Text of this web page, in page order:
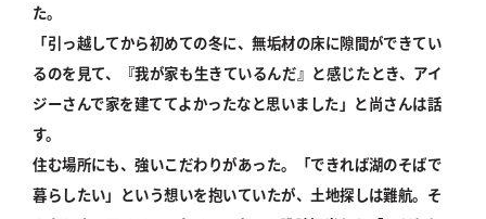
た。
「引っ越してから初めての冬に、無垢材の床に隙間ができてい
るのを見て、『我が家も生きているんだ』と感じたとき、アイ
ジーさんで家を建ててよかったなと思いました」と尚さんは話
す。
住む場所にも、強いこだわりがあった。「できれば湖のそばで
暮らしたい」という想いを抱いていたが、土地探しは難航。そ